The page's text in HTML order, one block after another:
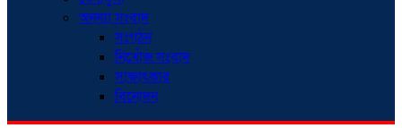
অনন্যা সংবাদ
সংগঠন
নিখোঁজ সংবাদ
সাক্ষাৎকার
বিনোদন